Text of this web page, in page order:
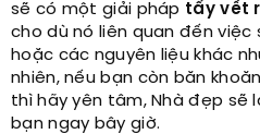
sẽ có một giải pháp tẩy vết
cho dù nó liên quan đến việc
hoặc các nguyên liệu khác
nhiên, nếu bạn còn băn
thì hãy yên tâm, Nhà đẹp sẽ
bạn ngay bây giờ.